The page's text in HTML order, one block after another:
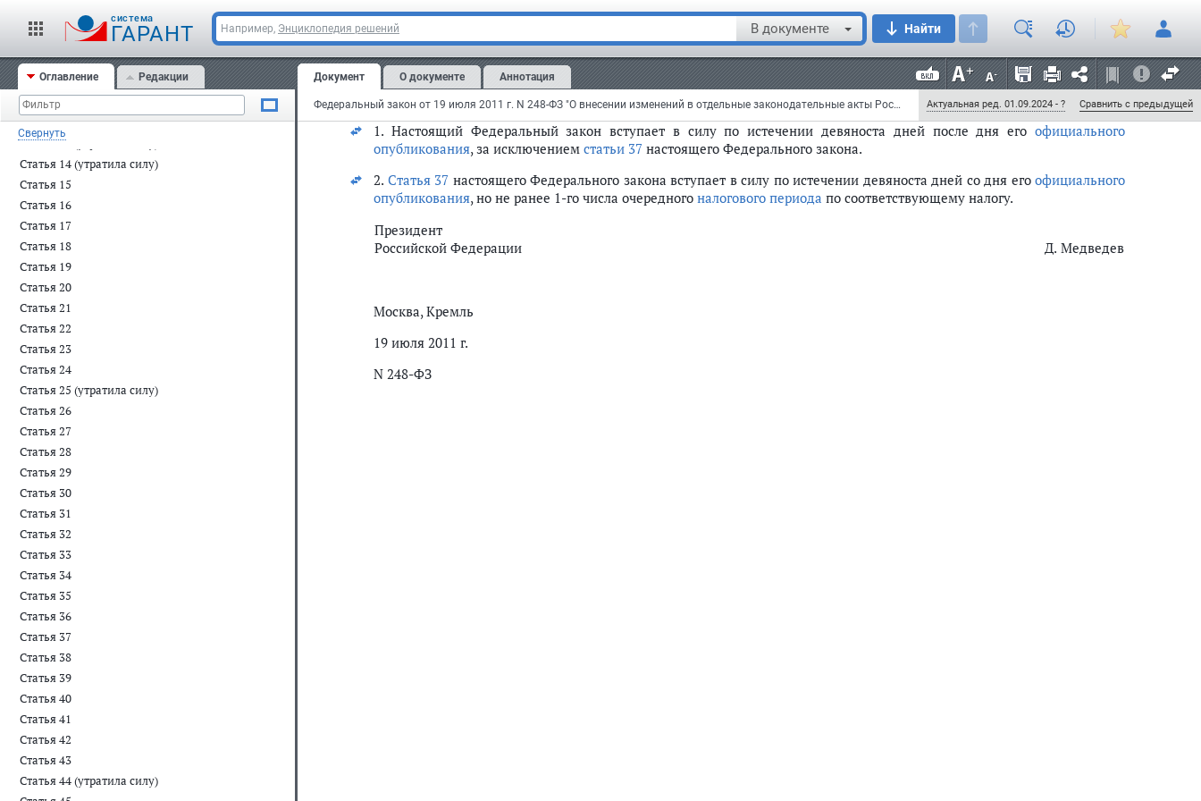
cистема
ГАРАНТ Например, Энциклопедия решений В документе Найти
Оглавление Редакции
Свернуть
Статья 7
Статья 8
Статья 9
Статья 10
Статья 11
Статья 12
Статья 13 (утратила силу)
Статья 14 (утратила силу)
Статья 15
Статья 16
Статья 17
Статья 18
Статья 19
Статья 20
Статья 21
Статья 22
Статья 23
Статья 24
Статья 25 (утратила силу)
Статья 26
Статья 27
Статья 28
Статья 29
Статья 30
Статья 31
Статья 32
Статья 33
Статья 34
Статья 35
Статья 36
Статья 37
Статья 38
Статья 39
Статья 40
Статья 41
Статья 42
Статья 43
Статья 44 (утратила силу)
Документ О документе Аннотация
Федеральный закон от 19 июля 2011 г. N 248-ФЗ "О внесении изменений в отдельные законодательные акты Российской Федерации в связи с реализацией положений Федерального закона "О техническом регулировании" (с изменениями и дополнениями) Актуальная ред. 01.09.2024 - ? Сравнить с предыдущей
Требования промышленной безопасности, установленные нормативными документами федеральных органов
исполнительной власти, принятыми до дня вступления в силу настоящего Федерального закона, подлежат
обязательному исполнению до дня вступления в силу соответствующих федеральных норм и правил в области
промышленной безопасности.
Статья 50
1. Настоящий Федеральный закон вступает в силу по истечении девяноста дней после дня его официального
опубликования, за исключением статьи 37 настоящего Федерального закона.
2. Статья 37 настоящего Федерального закона вступает в силу по истечении девяноста дней со дня его официального
опубликования, но не ранее 1-го числа очередного налогового периода по соответствующему налогу.
Президент
Российской Федерации
Д. Медведев
Москва, Кремль
19 июля 2011 г.
N 248-ФЗ